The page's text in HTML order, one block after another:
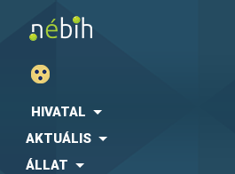
HIVATAL
AKTUÁLIS
ÁLLAT